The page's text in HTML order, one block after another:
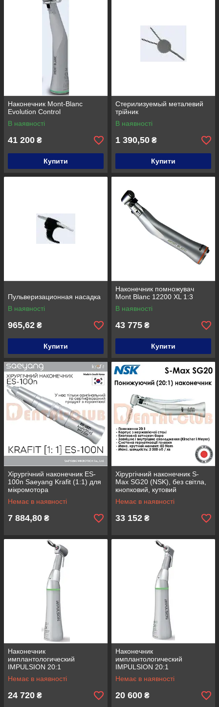
Наконечник Mont-Blanc
Evolution Control
В наявності
41 200 ₴
Купити
Стерилизуемый металевий
трійник
В наявності
1 390,50 ₴
Купити
Пульверизационная насадка
В наявності
965,62 ₴
Купити
Наконечник помножувач
Mont Blanc 12200 XL 1:3
В наявності
43 775 ₴
Купити
Хірургічний наконечник ES-
100n Saeyang Krafit (1:1) для
мікромотора
Немає в наявності
7 884,80 ₴
Хірургічний наконечник S-
Max SG20 (NSK), без світла,
кнопковий, кутовий
знижувальний 20:1
Немає в наявності
33 152 ₴
Наконечник
имплантологический
IMPULSION 20:1
Немає в наявності
24 720 ₴
Наконечник
имплантологический
IMPULSION 20:1
Немає в наявності
20 600 ₴